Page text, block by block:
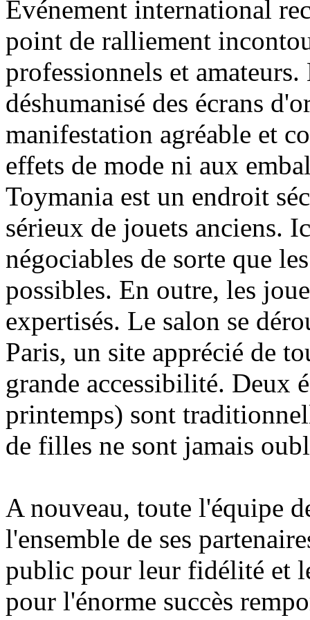
Evénement international
point de ralliement
professionnels et
déshumanisé des écrans
manifestation agréable et
effets de mode ni aux
Toymania est un endroit
sérieux de jouets anciens.
négociables de sorte que
possibles. En outre, les
expertisés. Le salon se
Paris, un site apprécié de
grande accessibilité. Deux
printemps) sont
de filles ne sont jamais
A nouveau, toute l'équipe
l'ensemble de ses
public pour leur fidélité et
pour l'énorme succès